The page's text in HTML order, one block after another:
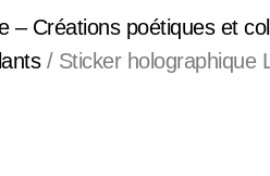
– Créations poétiques et
/ Sticker holographique